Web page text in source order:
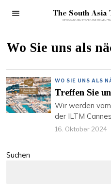
The South
Wo Sie uns als
WO SIE UNS ALS
Treffen Sie
Wir werden
der ILTM
16. Oktober 2024
Suchen